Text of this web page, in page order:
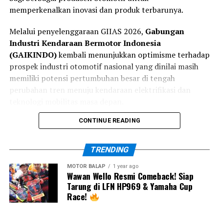
serta kemampuan beradaptasi terhadap perubahan
Selain itu, para pembalap luar negeri kini juga telah
beberapa kali tampil di Mandalika sehingga tingkat
adaptasi mereka terhadap karakter sirkuit semakin baik.
Hal inilah yang membuat persaingan pada putaran
Director of Mobility Solution Bosch Indonesia, Bernard
Simanjuntak, menjelaskan bahwa perkembangan
teknologi otomotif kini tidak lagi hanya berfokus pada
penambahan fitur, tetapi bagaimana sistem tersebut
mampu memberikan bantuan yang tepat pada waktu
yang tepat.
memperkenalkan inovasi dan produk terbarunya.
Melalui penyelenggaraan GIIAS 2026, Gabungan
Industri Kendaraan Bermotor Indonesia
(GAIKINDO)kembali menunjukkan optimisme terhadap
prospek industri otomotif nasional yang dinilai masih
memiliki potensi pertumbuhan besar di tengah
perubahan tren menuju kendaraan elektrifikasi dan
CONTINUE READING
TRENDING
MOTOR BALAP 1 year ago
Wawan Wello Resmi Comeback! Siap
Tarung di LFN HP969 & Yamaha Cup
Race!